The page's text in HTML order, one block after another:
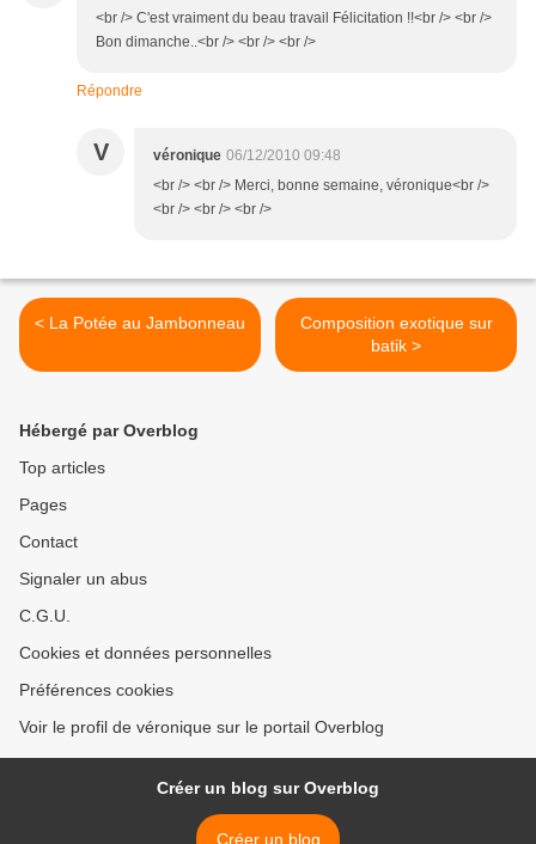
<br /> C'est vraiment du beau travail Félicitation !!<br /> <br />
Bon dimanche..<br /> <br /> <br />
Répondre
V véronique 06/12/2010 09:48
<br /> <br /> Merci, bonne semaine, véronique<br />
<br /> <br /> <br />
< La Potée au Jambonneau
Composition exotique sur
batik >
Hébergé par Overblog
Top articles
Pages
Contact
Signaler un abus
C.G.U.
Cookies et données personnelles
Préférences cookies
Voir le profil de véronique sur le portail Overblog
Créer un blog sur Overblog
Créer un blog